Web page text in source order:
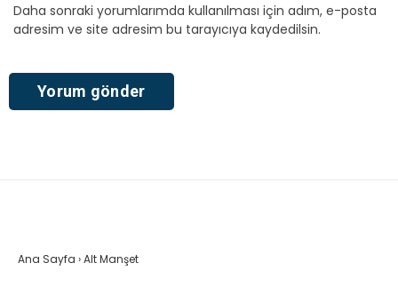
Daha sonraki yorumlarımda kullanılması için adım, e-posta
adresim ve site adresim bu tarayıcıya kaydedilsin.
Ana Sayfa ›Alt Manşet